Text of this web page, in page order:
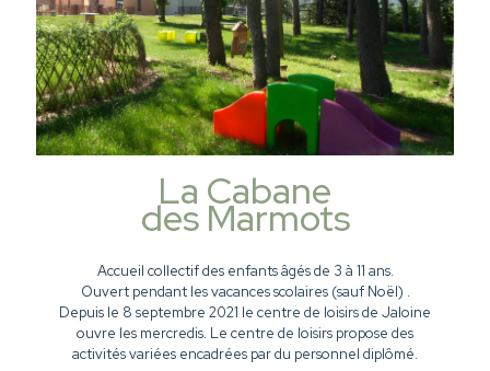
La Cabane
des Marmots
Accueil collectif des enfants âgés de 3 à 11 ans.
Ouvert pendant les vacances scolaires (sauf Noël) .
Depuis le 8 septembre 2021 le centre de loisirs de Jaloine
ouvre les mercredis. Le centre de loisirs propose des
activités variées encadrées par du personnel diplômé.